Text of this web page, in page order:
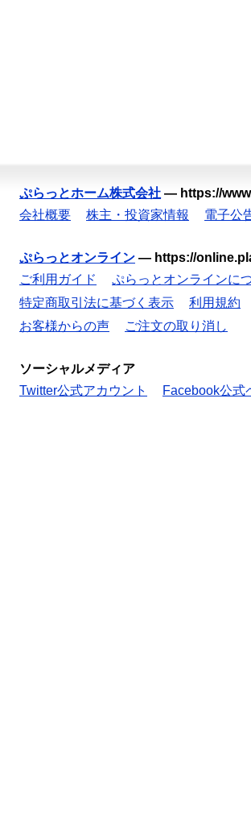
ぷらっとホーム株式会社 — https://
会社概要
株主・投資家情報 電子公
ぷらっとオンライン — https://
ご利用ガイド
ぷらっとオンラインに
特定商取引法に基づく表示
利用規約
お客様からの声
ご注文の取り消し
ソーシャルメディア
Twitter公式アカウント
Facebook公式